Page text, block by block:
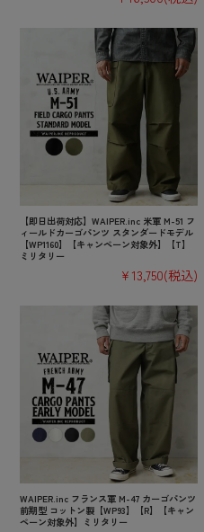
【即日出荷対応】WAIPER.inc 米軍 M-51 フ
ィールドカーゴパンツ スタンダードモデル
【WP1160】【キャンペーン対象外】【T】
ミリタリー
¥13,750(税込)
WAIPER.inc フランス軍 M-47 カーゴパンツ
前期型 コットン製【WP93】【R】【キャン
ペーン対象外】ミリタリー